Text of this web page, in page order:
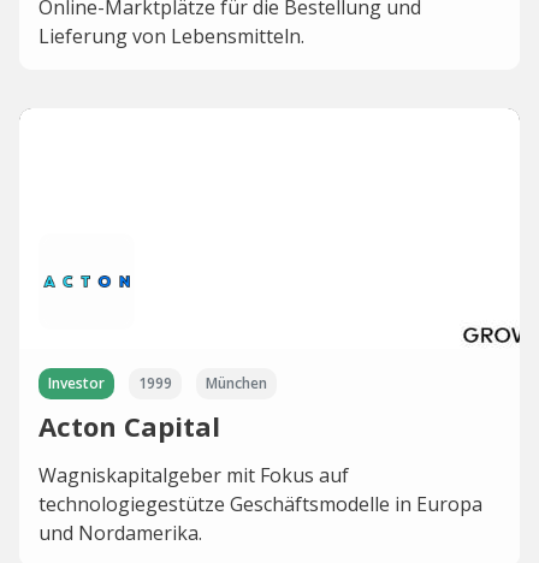
Online-Marktplätze für die Bestellung und
Lieferung von Lebensmitteln.
Investor 1999 München
Acton Capital
Wagniskapitalgeber mit Fokus auf
technologiegestütze Geschäftsmodelle in Europa
und Nordamerika.